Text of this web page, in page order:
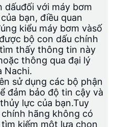
dấuđối với máy bơm
bạn, điều quan
kiểu máy bơm vàsố
bộ con dấu chính
thấy thông tin này
thông qua đại lý
Nachi.
sử dụng các bộ phận
đảm bảo độ tin cậy và
lực của bạn.Tuy
hãng không có
kiếm một lựa chọn